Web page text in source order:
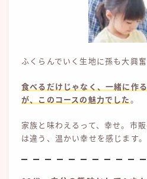
ふくらんでいく生地に孫も大興奮
食べるだけじゃなく、一緒に作
が、このコースの魅力でした 。
家族と味わえるって、幸せ。市
は違う、温かい幸せを感じます。